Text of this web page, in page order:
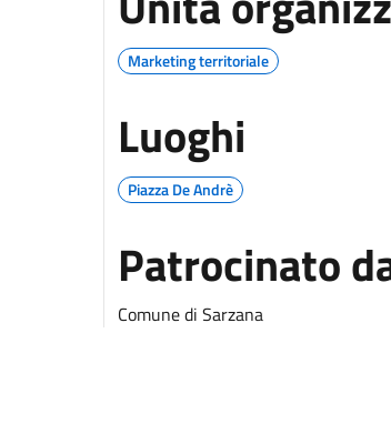
Marketing territoriale
Luoghi
Piazza De Andrè
Patrocinato
Comune di Sarzana